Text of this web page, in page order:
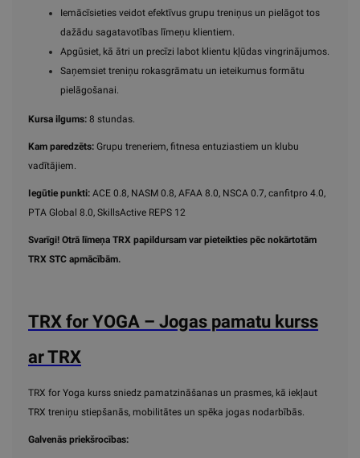
Iemācīsieties veidot efektīvus grupu treniņus un pielāgot tos
dažādu sagatavotības līmeņu klientiem.
Apgūsiet, kā ātri un precīzi labot klientu kļūdas vingrinājumos.
Saņemsiet treniņu rokasgrāmatu un ieteikumus formātu
pielāgošanai.
Kursa ilgums: 8 stundas.
Kam paredzēts: Grupu treneriem, fitnesa entuziastiem un klubu
vadītājiem.
Iegūtie punkti: ACE 0.8, NASM 0.8, AFAA 8.0, NSCA 0.7, canfitpro 4.0,
PTA Global 8.0, SkillsActive REPS 12
Svarīgi! Otrā līmeņa TRX papildursam var pieteikties pēc nokārtotām
TRX STC apmācībām.
TRX for YOGA – Jogas pamatu kurss
ar TRX
TRX for Yoga kurss sniedz pamatzināšanas un prasmes, kā iekļaut
TRX treniņu stiepšanās, mobilitātes un spēka jogas nodarbībās.
Galvenās priekšrocības: